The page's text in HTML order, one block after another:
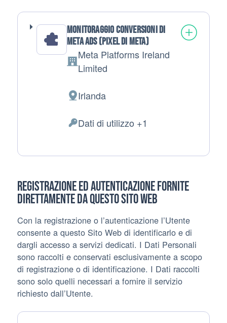
Monitoraggio conversioni di
Meta ads (pixel di Meta)
Azienda:
Meta Platforms Ireland
Limited
Luogo del trattamento:
Irlanda
Dati Personali trattati:
Dati di utilizzo +1
Registrazione ed autenticazione fornite
direttamente da questo Sito Web
Con la registrazione o l’autenticazione l’Utente
consente a questo Sito Web di identificarlo e di
dargli accesso a servizi dedicati. I Dati Personali
sono raccolti e conservati esclusivamente a scopo
di registrazione o di identificazione. I Dati raccolti
sono solo quelli necessari a fornire il servizio
richiesto dall’Utente.